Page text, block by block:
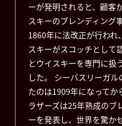
ーが発明されると、顧客
スキーのブレンディング
1860年に法改正が行われ
スキーがスコッチとして
とウイスキーを専門に扱
した。 シーバスリーガ
たのは1909年になってか
ラザーズは25年熟成のブ
ーを発表し、世界を驚か